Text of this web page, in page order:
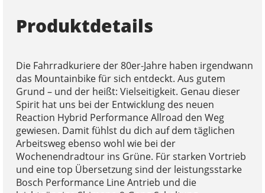
Produktdetails
Die Fahrradkuriere der 80er-Jahre haben irgendwann
das Mountainbike für sich entdeckt. Aus gutem
Grund – und der heißt: Vielseitigkeit. Genau dieser
Spirit hat uns bei der Entwicklung des neuen
Reaction Hybrid Performance Allroad den Weg
gewiesen. Damit fühlst du dich auf dem täglichen
Arbeitsweg ebenso wohl wie bei der
Wochenendradtour ins Grüne. Für starken Vortrieb
und eine top Übersetzung sind der leistungsstarke
Bosch Performance Line Antrieb und die